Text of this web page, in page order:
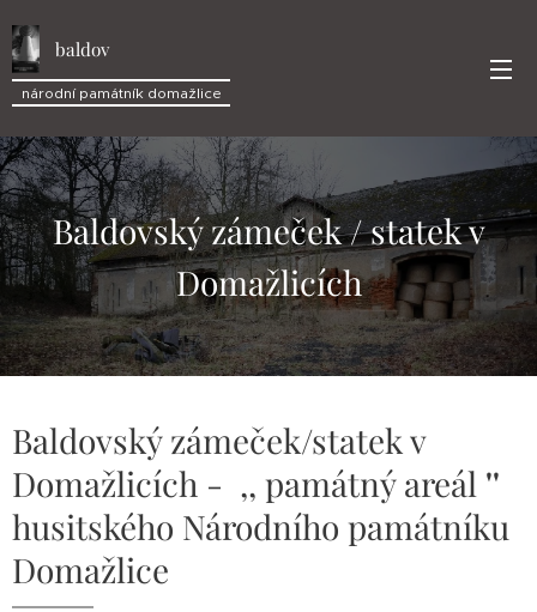
baldov
národní památník domažlice
Baldovský zámeček / statek v
Domažlicích
Baldovský zámeček/statek v
Domažlicích - ,, památný areál ''
husitského Národního památníku
Domažlice